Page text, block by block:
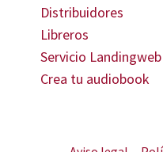
Distribuidores
Libreros
Servicio Landingweb
Crea tu audiobook